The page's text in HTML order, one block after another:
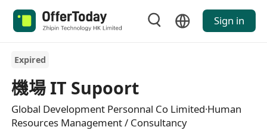
Sign in
Expired
機場 IT Supoort
Global Development Personnal Co Limited·Human
Resources Management / Consultancy